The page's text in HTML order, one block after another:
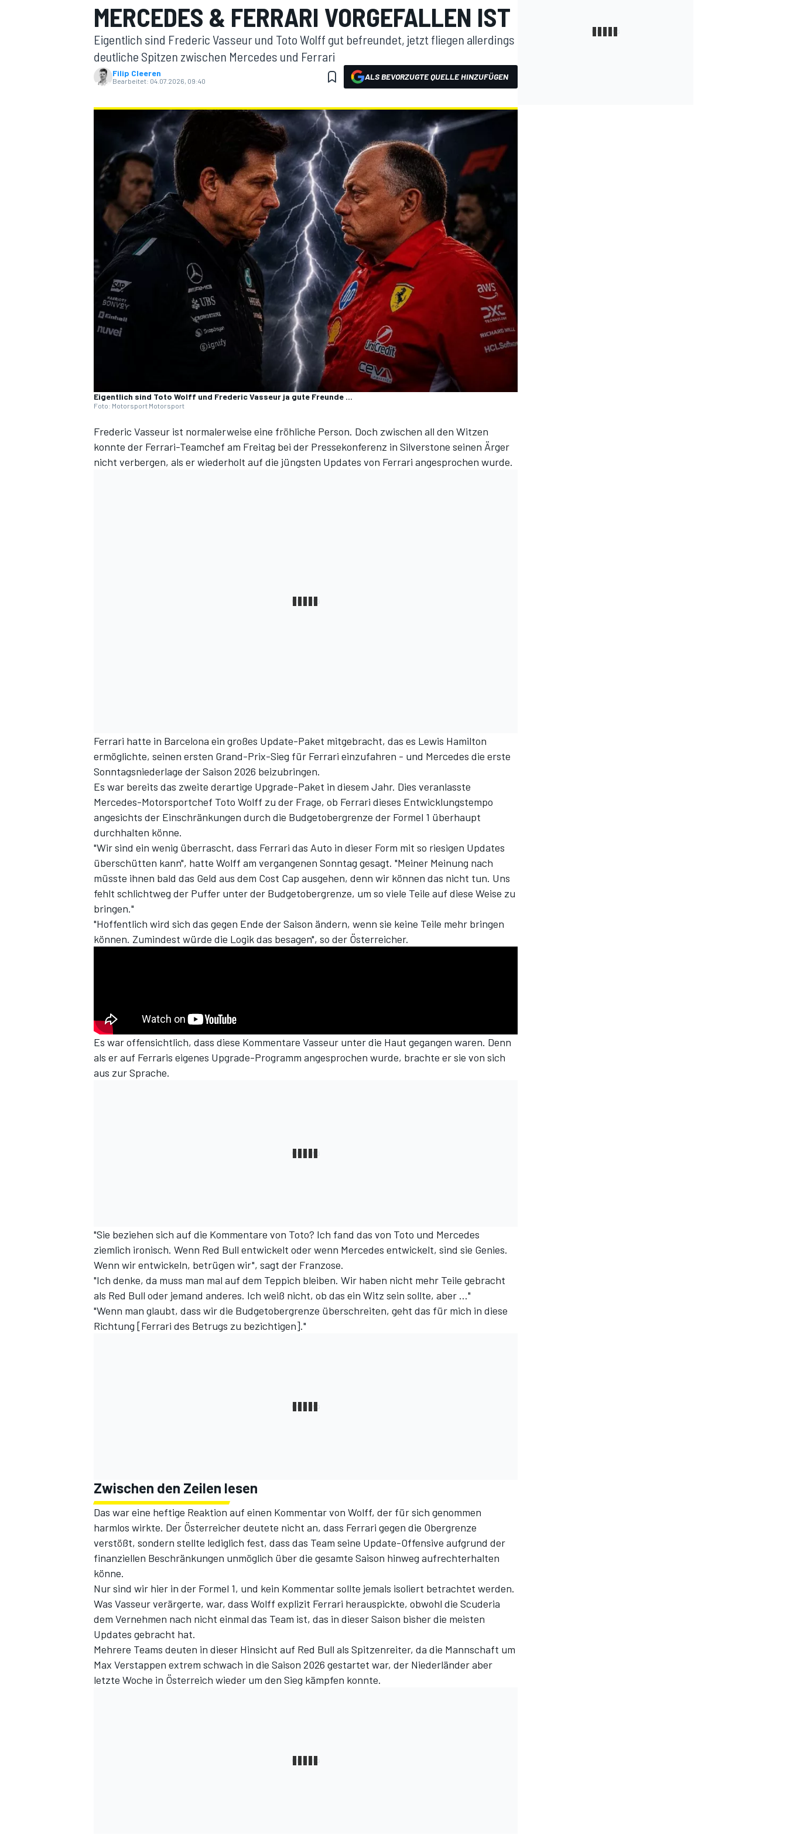
DTM
SPORTWAGEN
MERCEDES & FERRARI VORGEFALLEN IST
Eigentlich sind Frederic Vasseur und Toto Wolff gut befreundet, jetzt fliegen allerdings
deutliche Spitzen zwischen Mercedes und Ferrari
Filip Cleeren
Bearbeitet: 04.07.2026, 09:40 ALS BEVORZUGTE QUELLE HINZUFÜGEN
Eigentlich sind Toto Wolff und Frederic Vasseur ja gute Freunde ...
Foto: Motorsport Motorsport
Frederic Vasseur ist normalerweise eine fröhliche Person. Doch zwischen all den Witzen
konnte der Ferrari-Teamchef am Freitag bei der Pressekonferenz in Silverstone seinen Ärger
nicht verbergen, als er wiederholt auf die jüngsten Updates von Ferrari angesprochen wurde.
Ferrari hatte in Barcelona ein großes Update-Paket mitgebracht, das es Lewis Hamilton
ermöglichte, seinen ersten Grand-Prix-Sieg für Ferrari einzufahren - und Mercedes die erste
Sonntagsniederlage der Saison 2026 beizubringen.
Es war bereits das zweite derartige Upgrade-Paket in diesem Jahr. Dies veranlasste
Mercedes-Motorsportchef Toto Wolff zu der Frage, ob Ferrari dieses Entwicklungstempo
angesichts der Einschränkungen durch die Budgetobergrenze der Formel 1 überhaupt
durchhalten könne.
"Wir sind ein wenig überrascht, dass Ferrari das Auto in dieser Form mit so riesigen Updates
überschütten kann", hatte Wolff am vergangenen Sonntag gesagt. "Meiner Meinung nach
müsste ihnen bald das Geld aus dem Cost Cap ausgehen, denn wir können das nicht tun. Uns
fehlt schlichtweg der Puffer unter der Budgetobergrenze, um so viele Teile auf diese Weise zu
bringen."
"Hoffentlich wird sich das gegen Ende der Saison ändern, wenn sie keine Teile mehr bringen
können. Zumindest würde die Logik das besagen", so der Österreicher.
Es war offensichtlich, dass diese Kommentare Vasseur unter die Haut gegangen waren. Denn
als er auf Ferraris eigenes Upgrade-Programm angesprochen wurde, brachte er sie von sich
aus zur Sprache.
"Sie beziehen sich auf die Kommentare von Toto? Ich fand das von Toto und Mercedes
ziemlich ironisch. Wenn Red Bull entwickelt oder wenn Mercedes entwickelt, sind sie Genies.
Wenn wir entwickeln, betrügen wir", sagt der Franzose.
"Ich denke, da muss man mal auf dem Teppich bleiben. Wir haben nicht mehr Teile gebracht
als Red Bull oder jemand anderes. Ich weiß nicht, ob das ein Witz sein sollte, aber ..."
"Wenn man glaubt, dass wir die Budgetobergrenze überschreiten, geht das für mich in diese
Richtung [Ferrari des Betrugs zu bezichtigen]."
Zwischen den Zeilen lesen
Das war eine heftige Reaktion auf einen Kommentar von Wolff, der für sich genommen
harmlos wirkte. Der Österreicher deutete nicht an, dass Ferrari gegen die Obergrenze
verstößt, sondern stellte lediglich fest, dass das Team seine Update-Offensive aufgrund der
finanziellen Beschränkungen unmöglich über die gesamte Saison hinweg aufrechterhalten
könne.
Nur sind wir hier in der Formel 1, und kein Kommentar sollte jemals isoliert betrachtet werden.
Was Vasseur verärgerte, war, dass Wolff explizit Ferrari herauspickte, obwohl die Scuderia
dem Vernehmen nach nicht einmal das Team ist, das in dieser Saison bisher die meisten
Updates gebracht hat.
Mehrere Teams deuten in dieser Hinsicht auf Red Bull als Spitzenreiter, da die Mannschaft um
Max Verstappen extrem schwach in die Saison 2026 gestartet war, der Niederländer aber
letzte Woche in Österreich wieder um den Sieg kämpfen konnte.